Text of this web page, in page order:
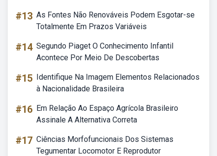
#13 As Fontes Não Renováveis Podem Esgotar-se
Totalmente Em Prazos Variáveis
#14 Segundo Piaget O Conhecimento Infantil
Acontece Por Meio De Descobertas
#15 Identifique Na Imagem Elementos Relacionados
à Nacionalidade Brasileira
#16 Em Relação Ao Espaço Agrícola Brasileiro
Assinale A Alternativa Correta
#17 Ciências Morfofuncionais Dos Sistemas
Tegumentar Locomotor E Reprodutor